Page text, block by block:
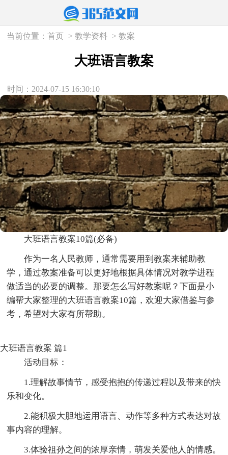
当前位置：首页 >教学资料 >教案
大班语言教案
时间：2024-07-15 16:30:10
大班语言教案10篇(必备)
作为一名人民教师，通常需要用到教案来辅助教
学，通过教案准备可以更好地根据具体情况对教学进程
做适当的必要的调整。那要怎么写好教案呢？下面是小
编帮大家整理的大班语言教案10篇，欢迎大家借鉴与参
考，希望对大家有所帮助。
大班语言教案 篇1
活动目标：
1.理解故事情节，感受抱抱的传递过程以及带来的快
乐和变化。
2.能积极大胆地运用语言、动作等多种方式表达对故
事内容的理解。
3.体验祖孙之间的浓厚亲情，萌发关爱他人的情感。